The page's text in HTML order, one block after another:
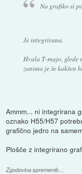
Na grafiko si
Je integrirana.
Hvala T-majo, glede
zanima je še kakšen
Ammm... ni integrirana
oznako H55/H57
grafično jedro na
Plošče z integrirano
Zgodovina sprememb…